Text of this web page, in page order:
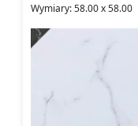
Wymiary: 58.00 x 58.00